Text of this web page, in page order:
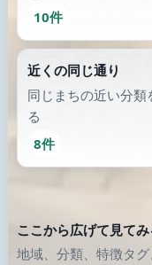
10件
近くの同じ通り
同じまちの近い分類
る
8件
ここから広げて見てみ
地域、分類、特徴タ